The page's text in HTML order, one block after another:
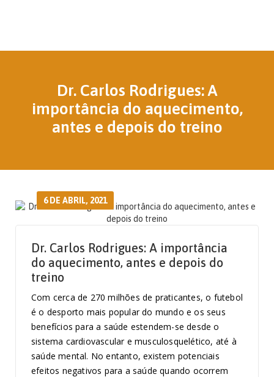
Dr. Carlos Rodrigues: A
importância do aquecimento,
antes e depois do treino
6 DE ABRIL, 2021
Dr. Carlos Rodrigues: A importância
do aquecimento, antes e depois do
treino
Com cerca de 270 milhões de praticantes, o futebol
é o desporto mais popular do mundo e os seus
benefícios para a saúde estendem-se desde o
sistema cardiovascular e musculosquelético, até à
saúde mental. No entanto, existem potenciais
efeitos negativos para a saúde quando ocorrem